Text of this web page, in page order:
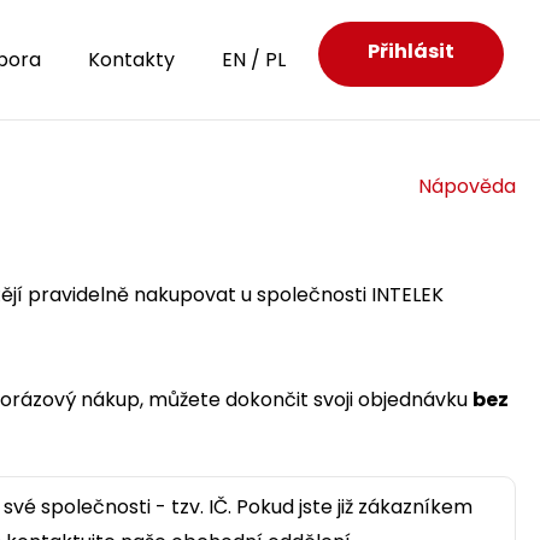
Kontakty EN / PL Přihlásit
Nápověda
pravidelně nakupovat u společnosti INTELEK
nákup, můžete dokončit svoji objednávku bez
společnosti - tzv. IČ. Pokud jste již zákazníkem